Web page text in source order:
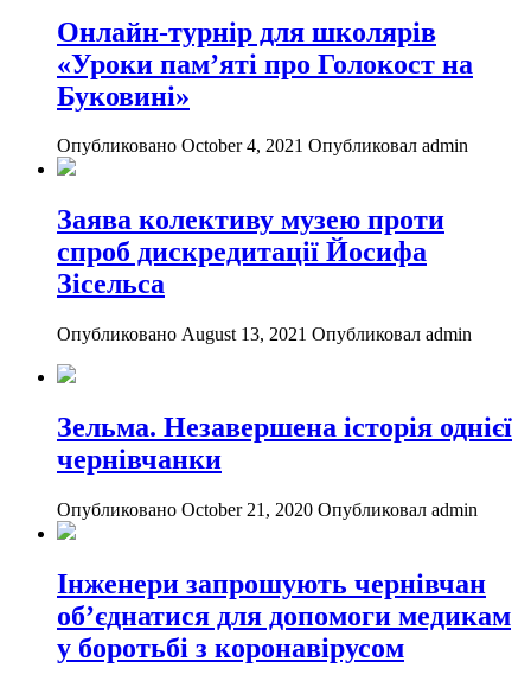
Онлайн-турнір для школярів
«Уроки пам’яті про Голокост на
Буковині»
Опубликовано October 4, 2021 Опубликовал admin
Заява колективу музею проти
спроб дискредитації Йосифа
Зісельса
Опубликовано August 13, 2021 Опубликовал admin
Зельма. Незавершена історія однієї
чернівчанки
Опубликовано October 21, 2020 Опубликовал admin
Інженери запрошують чернівчан
об’єднатися для допомоги медикам
у боротьбі з коронавірусом